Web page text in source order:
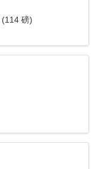
磅)